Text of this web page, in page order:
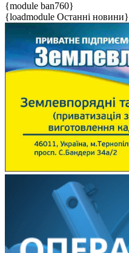
{module ban760}
{loadmodule Останні новини}